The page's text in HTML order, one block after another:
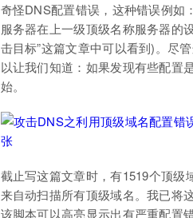
奇怪DNS配置错误，这种错误例如
服务器在上一级顶级名称服务器的
击目标”这篇文章中可以看到)。尽
以让我们知道：如果发现有些配置
始。
截止写这篇文章时，有1519个顶级
来自动扫描所有顶级域名。我已将
该脚本可以高亮显示出有严重配置